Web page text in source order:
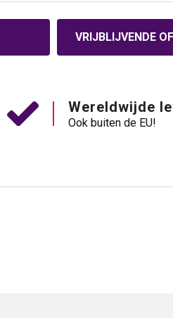
VRIJBLIJVENDE
Wereldwijde
Ook buiten de EU!